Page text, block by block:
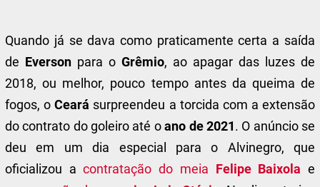
Quando já se dava como praticamente certa a saída
de Everson para o Grêmio, ao apagar das luzes de
2018, ou melhor, pouco tempo antes da queima de
fogos, oCeará surpreendeu a torcida com a extensão
do contrato do goleiro até oano de 2021 . O anúncio se
deu em um dia especial para o Alvinegro, que
oficializou acontratação do meia Felipe Baixola e